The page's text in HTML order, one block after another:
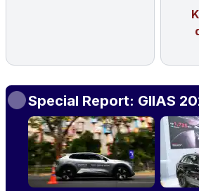
Special Report: GIIAS